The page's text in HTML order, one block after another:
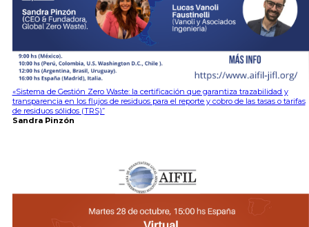
«Sistema de Gestión Zero Waste: la certificación que garantiza trazabilidad y
transparencia en los flujos de residuos para el reporte y cobro de las tasas o tarifas
de residuos sólidos (TRS)”
Sandra Pinzón